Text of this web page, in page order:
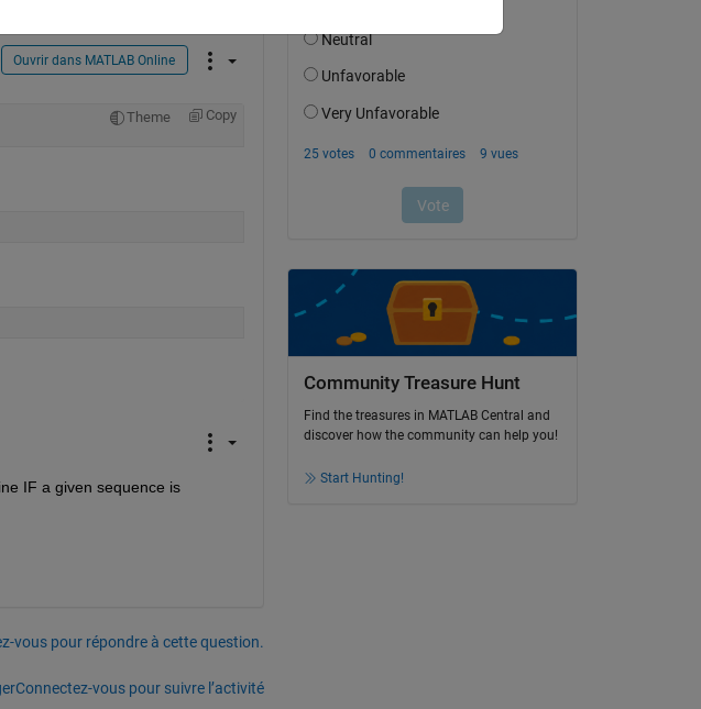
Ouvrir dans MATLAB Online
Theme Copy
IF a given sequence is
vous pour répondre à cette question.
Connectez-vous pour suivre l’activité
Community Treasure Hunt
Find the treasures in MATLAB Central and
discover how the community can help you!
Start Hunting!